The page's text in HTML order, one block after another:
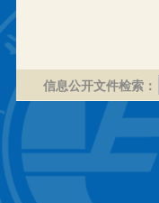
信息公开文件检索：